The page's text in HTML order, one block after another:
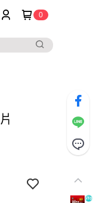
0